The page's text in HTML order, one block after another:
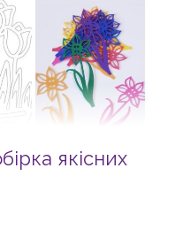
якісних